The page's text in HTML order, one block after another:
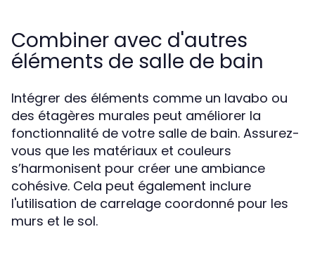
Combiner avec d'autres
éléments de salle de bain
Intégrer des éléments comme un lavabo ou
des étagères murales peut améliorer la
fonctionnalité de votre salle de bain. Assurez-
vous que les matériaux et couleurs
s’harmonisent pour créer une ambiance
cohésive. Cela peut également inclure
l'utilisation de carrelage coordonné pour les
murs et le sol.